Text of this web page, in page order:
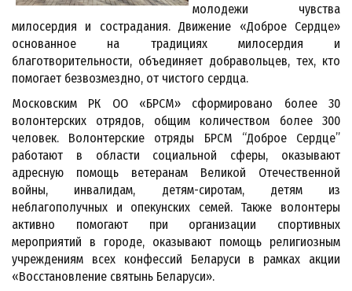
молодежи чувства
милосердия и сострадания. Движение «Доброе Сердце»
основанное на традициях милосердия и
благотворительности, объединяет добравольцев, тех, кто
помогает безвозмездно, от чистого сердца.
Московским РК ОО «БРСМ» сформировано более 30
волонтерских отрядов, общим количеством более 300
человек. Волонтерские отряды БРСМ “Доброе Сердце”
работают в области социальной сферы, оказывают
адресную помощь ветеранам Великой Отечественной
войны, инвалидам, детям-сиротам, детям из
неблагополучных и опекунских семей. Также волонтеры
активно помогают при организации спортивных
мероприятий в городе, оказывают помощь религиозным
учреждениям всех конфессий Беларуси в рамках акции
«Восстановление святынь Беларуси».